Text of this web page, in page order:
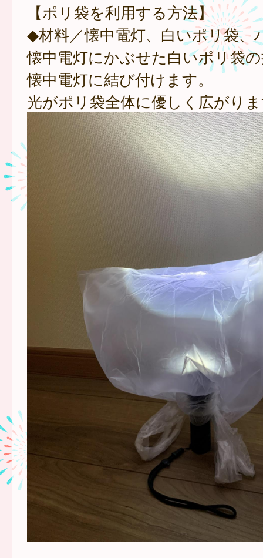
【ポリ袋を利用する方法】
◆材料／懐中電灯、白いポリ袋、
懐中電灯にかぶせた白いポリ袋
懐中電灯に結び付けます。
光がポリ袋全体に優しく広がり